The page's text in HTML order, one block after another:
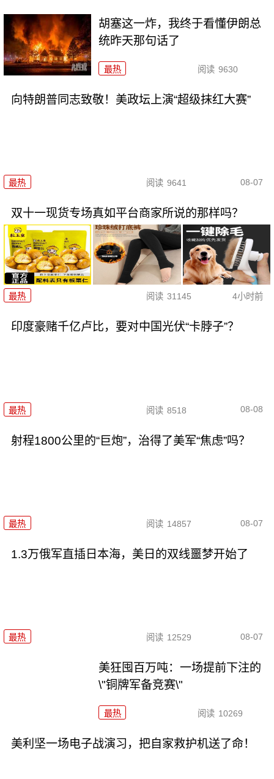
胡塞这一炸，我终于看懂伊朗总
统昨天那句话了
最热 阅读 9630
向特朗普同志致敬！美政坛上演“超级抹红大赛”
最热 阅读 9641 08-07
双十一现货专场真如平台商家所说的那样吗？
最热 阅读 31145 4小时前
印度豪赌千亿卢比，要对中国光伏“卡脖子”？
最热 阅读 8518 08-08
射程1800公里的“巨炮”，治得了美军“焦虑”吗？
最热 阅读 14857 08-07
1.3万俄军直插日本海，美日的双线噩梦开始了
最热 阅读 12529 08-07
美狂囤百万吨：一场提前下注的
\"铜牌军备竞赛\"
最热 阅读 10269
美利坚一场电子战演习，把自家救护机送了命！